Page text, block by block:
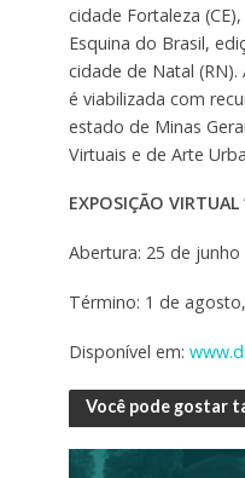
cidade Fortaleza
Esquina do Brasil,
cidade de Natal
é viabilizada com
estado de Minas
Virtuais e de Arte
EXPOSIÇÃO VIRTUAL
Abertura: 25 de
Término: 1 de
Disponível em:
Você pode gostar